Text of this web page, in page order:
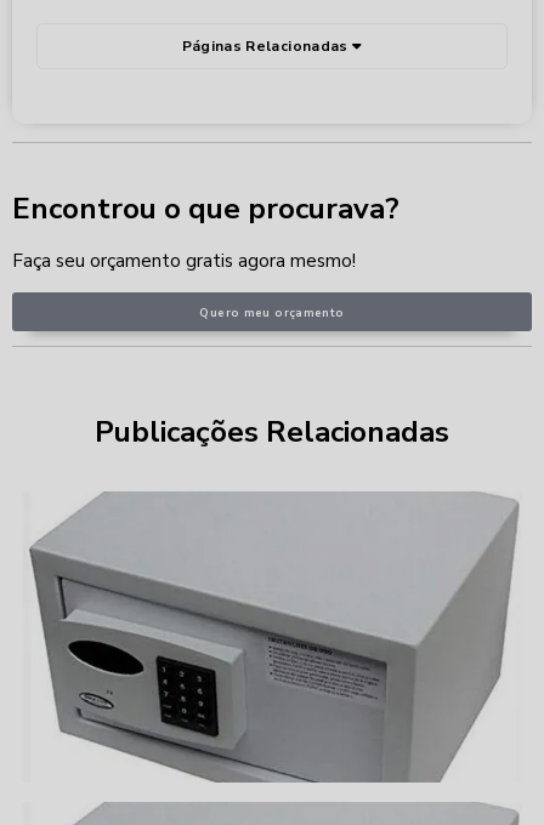
Páginas Relacionadas
Encontrou o que procurava?
Faça seu orçamento gratis agora mesmo!
Quero meu orçamento
Publicações Relacionadas